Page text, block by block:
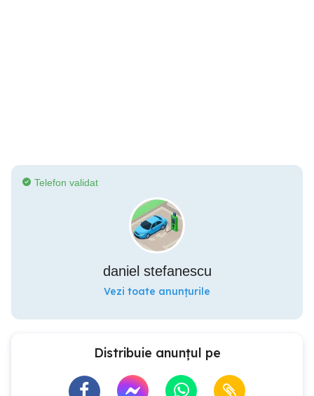
Telefon validat
daniel stefanescu
Vezi toate anunțurile
Distribuie anunțul pe